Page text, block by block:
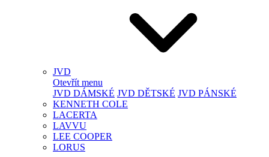
JVD
Otevřít menu
JVD DÁMSKÉ JVD DĚTSKÉ JVD PÁNSKÉ
KENNETH COLE
LACERTA
LAVVU
LEE COOPER
LORUS